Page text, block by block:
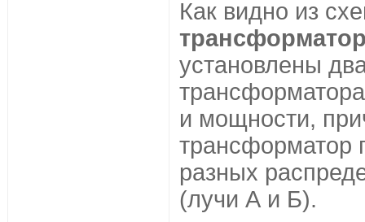
Как видно из
установлены
и мощности,
трансформатор
разных
(лучи А и Б).